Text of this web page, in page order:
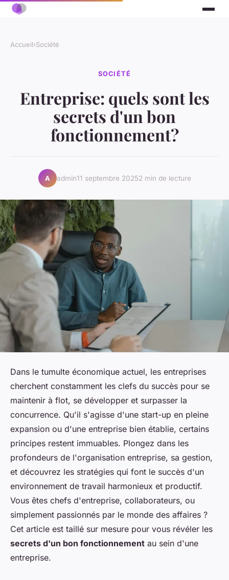
Accueil›Société
SOCIÉTÉ
Entreprise: quels sont les
secrets d'un bon
fonctionnement?
A admin11 septembre 20252 min de lecture
Dans le tumulte économique actuel, les entreprises
cherchent constamment les clefs du succès pour se
maintenir à flot, se développer et surpasser la
concurrence. Qu'il s'agisse d'une start-up en pleine
expansion ou d'une entreprise bien établie, certains
principes restent immuables. Plongez dans les
profondeurs de l'organisation entreprise, sa gestion,
et découvrez les stratégies qui font le succès d'un
environnement de travail harmonieux et productif.
Vous êtes chefs d'entreprise, collaborateurs, ou
simplement passionnés par le monde des affaires ?
Cet article est taillé sur mesure pour vous révéler les
secrets d'un bon fonctionnement au sein d'une
entreprise.